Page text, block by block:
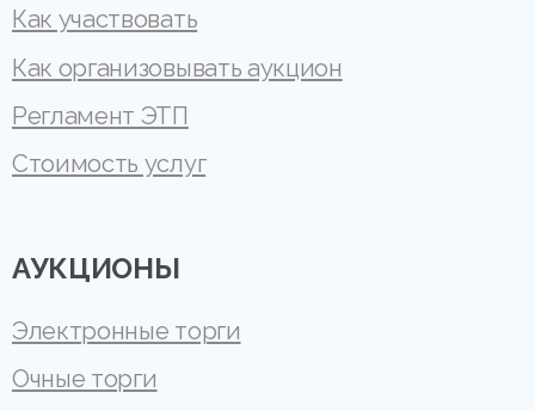
Как участвовать
Как организовывать аукцион
Регламент ЭТП
Стоимость услуг
АУКЦИОНЫ
Электронные торги
Очные торги